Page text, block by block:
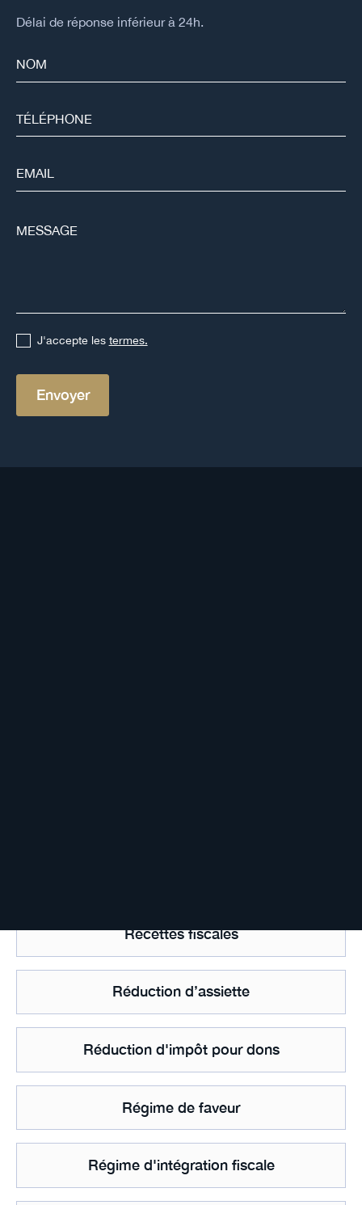
Délai de réponse inférieur à 24h.
J'accepte les termes.
Recettes fiscales
Réduction d’assiette
Réduction d'impôt pour dons
Régime de faveur
Régime d'intégration fiscale